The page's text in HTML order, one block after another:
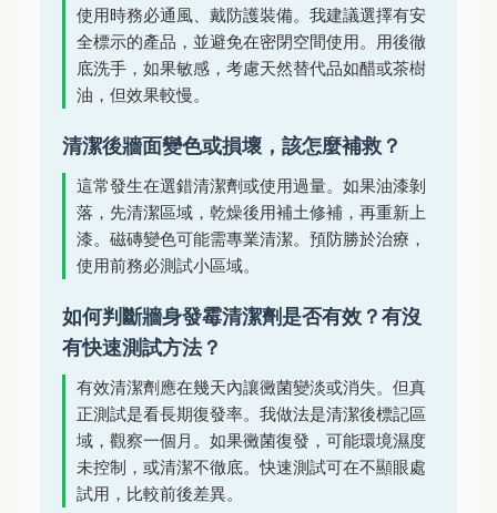
使用時務必通風、戴防護裝備。我建議選擇有安
全標示的產品，並避免在密閉空間使用。用後徹
底洗手，如果敏感，考慮天然替代品如醋或茶樹
油，但效果較慢。
清潔後牆面變色或損壞，該怎麼補救？
這常發生在選錯清潔劑或使用過量。如果油漆剝
落，先清潔區域，乾燥後用補土修補，再重新上
漆。磁磚變色可能需專業清潔。預防勝於治療，
使用前務必測試小區域。
如何判斷牆身發霉清潔劑是否有效？有沒
有快速測試方法？
有效清潔劑應在幾天內讓黴菌變淡或消失。但真
正測試是看長期復發率。我做法是清潔後標記區
域，觀察一個月。如果黴菌復發，可能環境濕度
未控制，或清潔不徹底。快速測試可在不顯眼處
試用，比較前後差異。